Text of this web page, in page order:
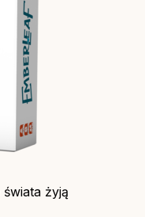
żyją